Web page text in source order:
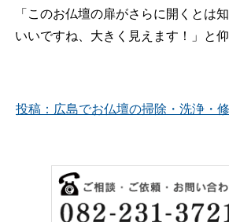
「このお仏壇の扉がさらに開くとは
いいですね、大きく見えます！」と
投稿：広島でお仏壇の掃除・洗浄・